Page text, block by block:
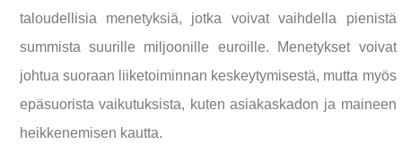
taloudellisia menetyksiä, jotka voivat vaihdella pienistä
summista suurille miljoonille euroille. Menetykset voivat
johtua suoraan liiketoiminnan keskeytymisestä, mutta myös
epäsuorista vaikutuksista, kuten asiakaskadon ja maineen
heikkenemisen kautta.